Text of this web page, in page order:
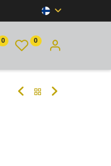
0 0